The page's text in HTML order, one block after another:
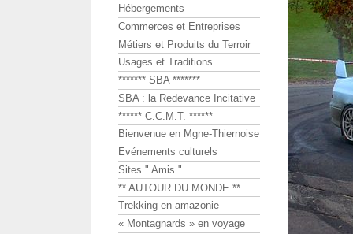
Hébergements
Commerces et Entreprises
Métiers et Produits du Terroir
Usages et Traditions
******* SBA *******
SBA : la Redevance Incitative
****** C.C.M.T. ******
Bienvenue en Mgne-Thiernoise
Evénements culturels
Sites " Amis "
** AUTOUR DU MONDE **
Trekking en amazonie
« Montagnards » en voyage